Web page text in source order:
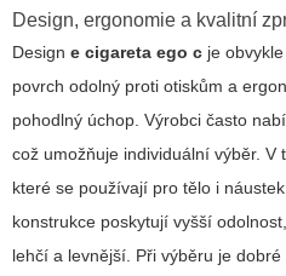
Design, ergonomie a kvalitní
Design e cigareta ego c je
povrch odolný proti otiskům a
pohodlný úchop. Výrobci často
což umožňuje individuální výběr. V
které se používají pro tělo i
konstrukce poskytují vyšší
lehčí a levnější. Při výběru je